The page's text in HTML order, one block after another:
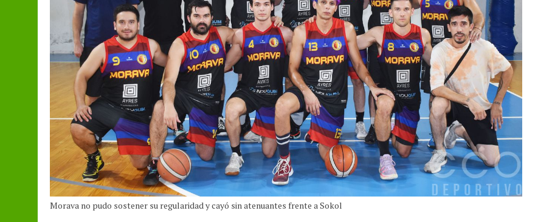
Morava no pudo sostener su regularidad y cayó sin atenuantes frente a Sokol